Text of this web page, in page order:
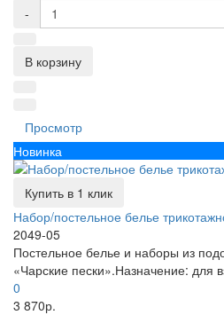
-
В корзину
Просмотр
Новинка
Купить в 1 клик
Набор/постельное белье
2049-05
Постельное белье и наборы из
«Чарские пески».Назначение: для
0
3 870р.